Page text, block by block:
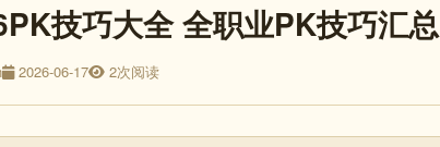
技巧大全 全职业PK技巧汇总
2026-06-17 2次阅读